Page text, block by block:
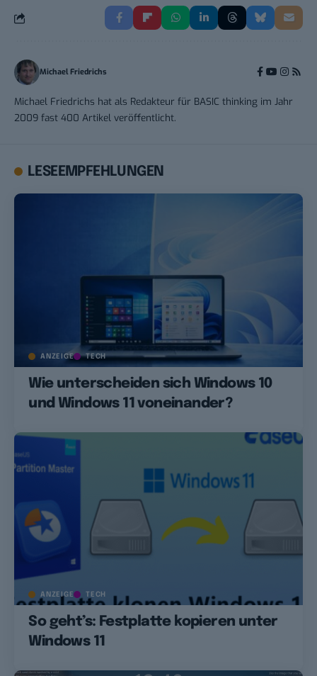
Michael Friedrichs
Michael Friedrichs hat als Redakteur für BASIC thinking im Jahr
2009 fast 400 Artikel veröffentlicht.
LESEEMPFEHLUNGEN
ANZEIGE TECH
Wie unterscheiden sich Windows 10
und Windows 11 voneinander?
ANZEIGE TECH
So geht’s: Festplatte kopieren unter
Windows 11